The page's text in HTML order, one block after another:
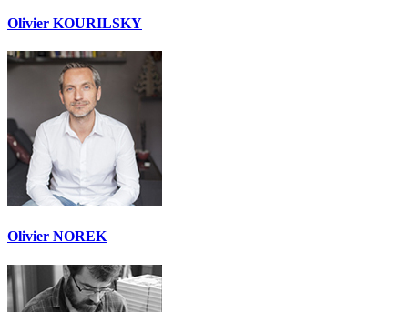
Olivier KOURILSKY
Olivier NOREK